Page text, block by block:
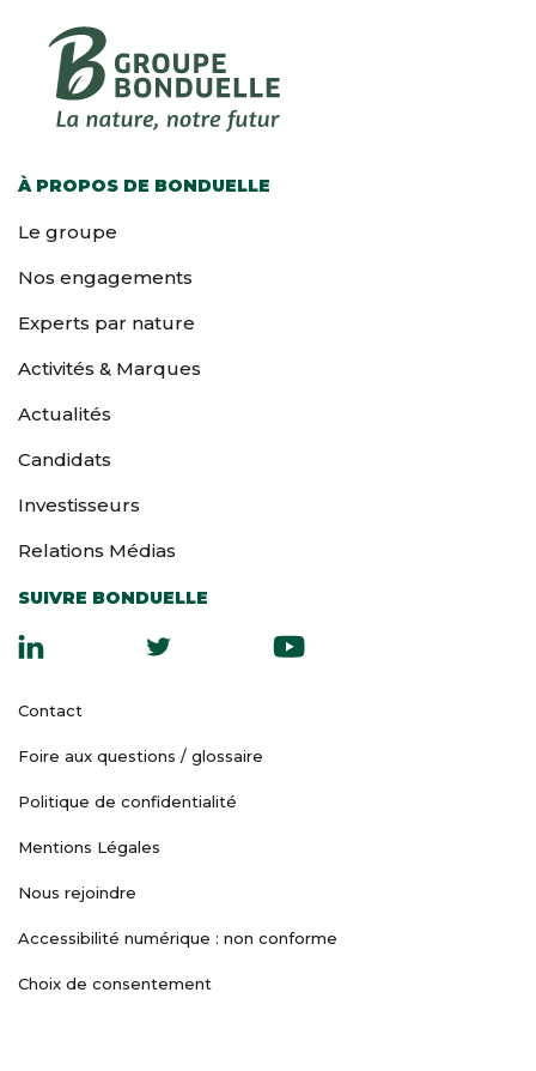
À PROPOS DE BONDUELLE
Le groupe
Nos engagements
Experts par nature
Activités & Marques
Actualités
Candidats
Investisseurs
Relations Médias
SUIVRE BONDUELLE
Contact
Foire aux questions / glossaire
Politique de confidentialité
Mentions Légales
Nous rejoindre
Accessibilité numérique : non conforme
Choix de consentement